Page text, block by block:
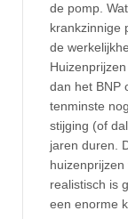
de pomp.
krankzinnige
de
dan het BNP
tenminste
stijging (of
jaren duren.
realistisch is
een enorme